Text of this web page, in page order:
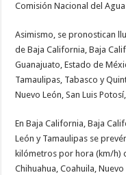
Comisión Nacional del
Asimismo, se pronostican
de Baja California, Baja
Guanajuato, Estado de
Tamaulipas, Tabasco y
Nuevo León, San Luis
En Baja California, Baja
León y Tamaulipas se
kilómetros por hora (km/h)
Chihuahua, Coahuila,